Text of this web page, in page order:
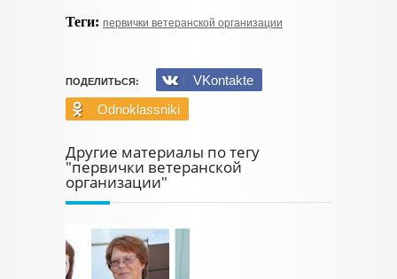
Теги: первички ветеранской организации
ПОДЕЛИТЬСЯ:
VKontakte
Odnoklassniki
Другие материалы по тегу
"первички ветеранской
организации"